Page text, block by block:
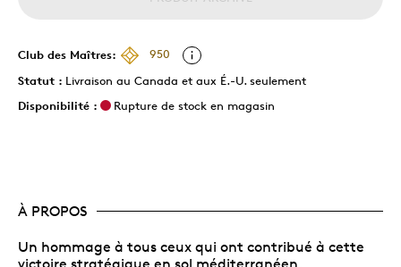
Club des Maîtres:
950
Statut : Livraison au Canada et aux É.-U. seulement
Disponibilité :
Rupture de stock en magasin
À PROPOS
Un hommage à tous ceux qui ont contribué à cette
victoire stratégique en sol méditerranéen.